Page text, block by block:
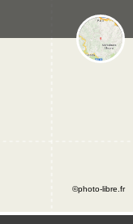
©photo-libre.fr